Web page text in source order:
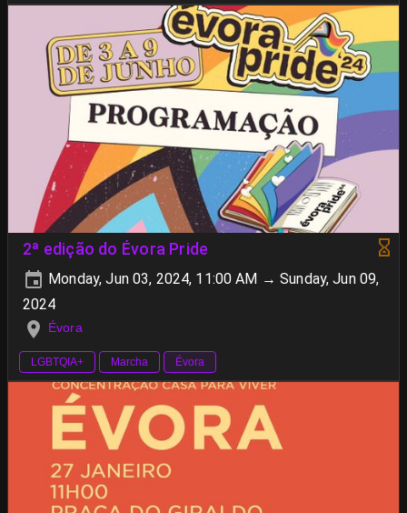
2ª edição do Évora Pride
Monday, Jun 03, 2024, 11:00 AM → Sunday, Jun 09,
2024
Évora
LGBTQIA+ Marcha Évora